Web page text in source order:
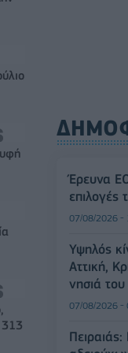
Έρευνα
07/08/2026 -
Υψηλός
Αττική,
νησιά του
07/08/2026 -